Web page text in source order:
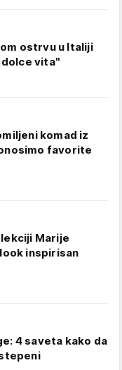
ostrvu u Italiji
vita"
komad iz
favorite
Marije
inspirisan
4 saveta kako da